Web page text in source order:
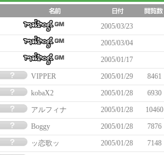
2005/03/23
2005/03/04
2005/01/17
VIPPER 2005/01/29
8461
kobaX2 2005/01/28
6930
アルフィナ 2005/01/28
10460
Boggy 2005/01/28
7876
ッ恋歌ッ 2005/01/28
7148